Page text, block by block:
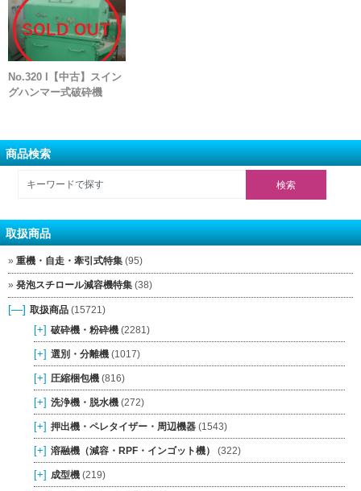
No.320 I【中古】スイン
グハンマー式破砕機
商品検索
取扱商品
重機・自走・牽引式特集 (95)
発泡スチロール減容機特集 (38)
[—] 取扱商品 (15721)
[+] 破砕機・粉砕機 (2281)
[+] 選別・分離機 (1017)
[+] 圧縮梱包機 (816)
[+] 洗浄機・脱水機 (272)
[+] 押出機・ペレタイザー・周辺機器 (1543)
[+] 溶融機（減容・RPF・インゴット機） (322)
[+] 成型機 (219)